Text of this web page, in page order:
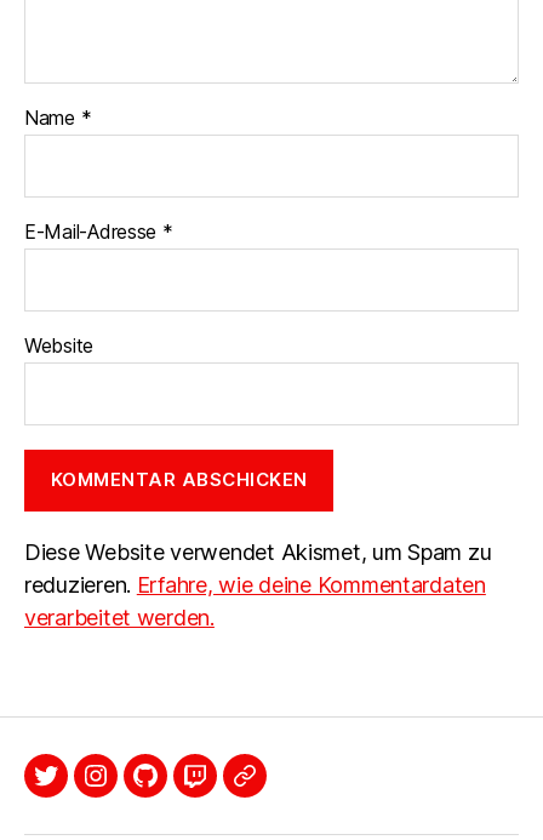
Name *
E-Mail-Adresse *
Website
Diese Website verwendet Akismet, um Spam zu
reduzieren. Erfahre, wie deine Kommentardaten
verarbeitet werden.
TwitterInstagram
GithubTwitchMastodon